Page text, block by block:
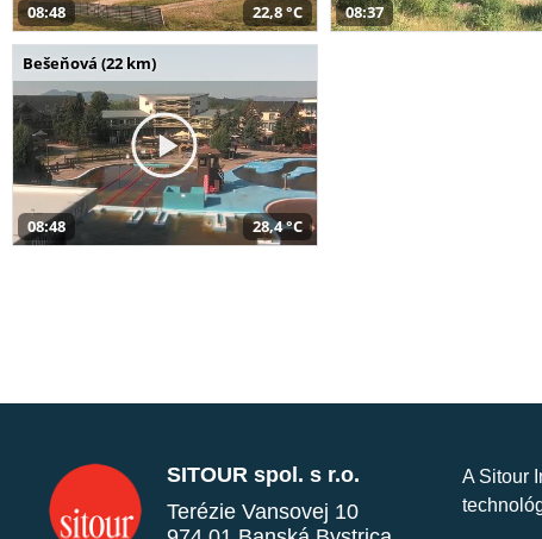
08:48 22,8 °C 08:37
Bešeňová (22 km)
08:48 28,4 °C
SITOUR spol. s r.o.
Terézie Vansovej 10
A Sitour